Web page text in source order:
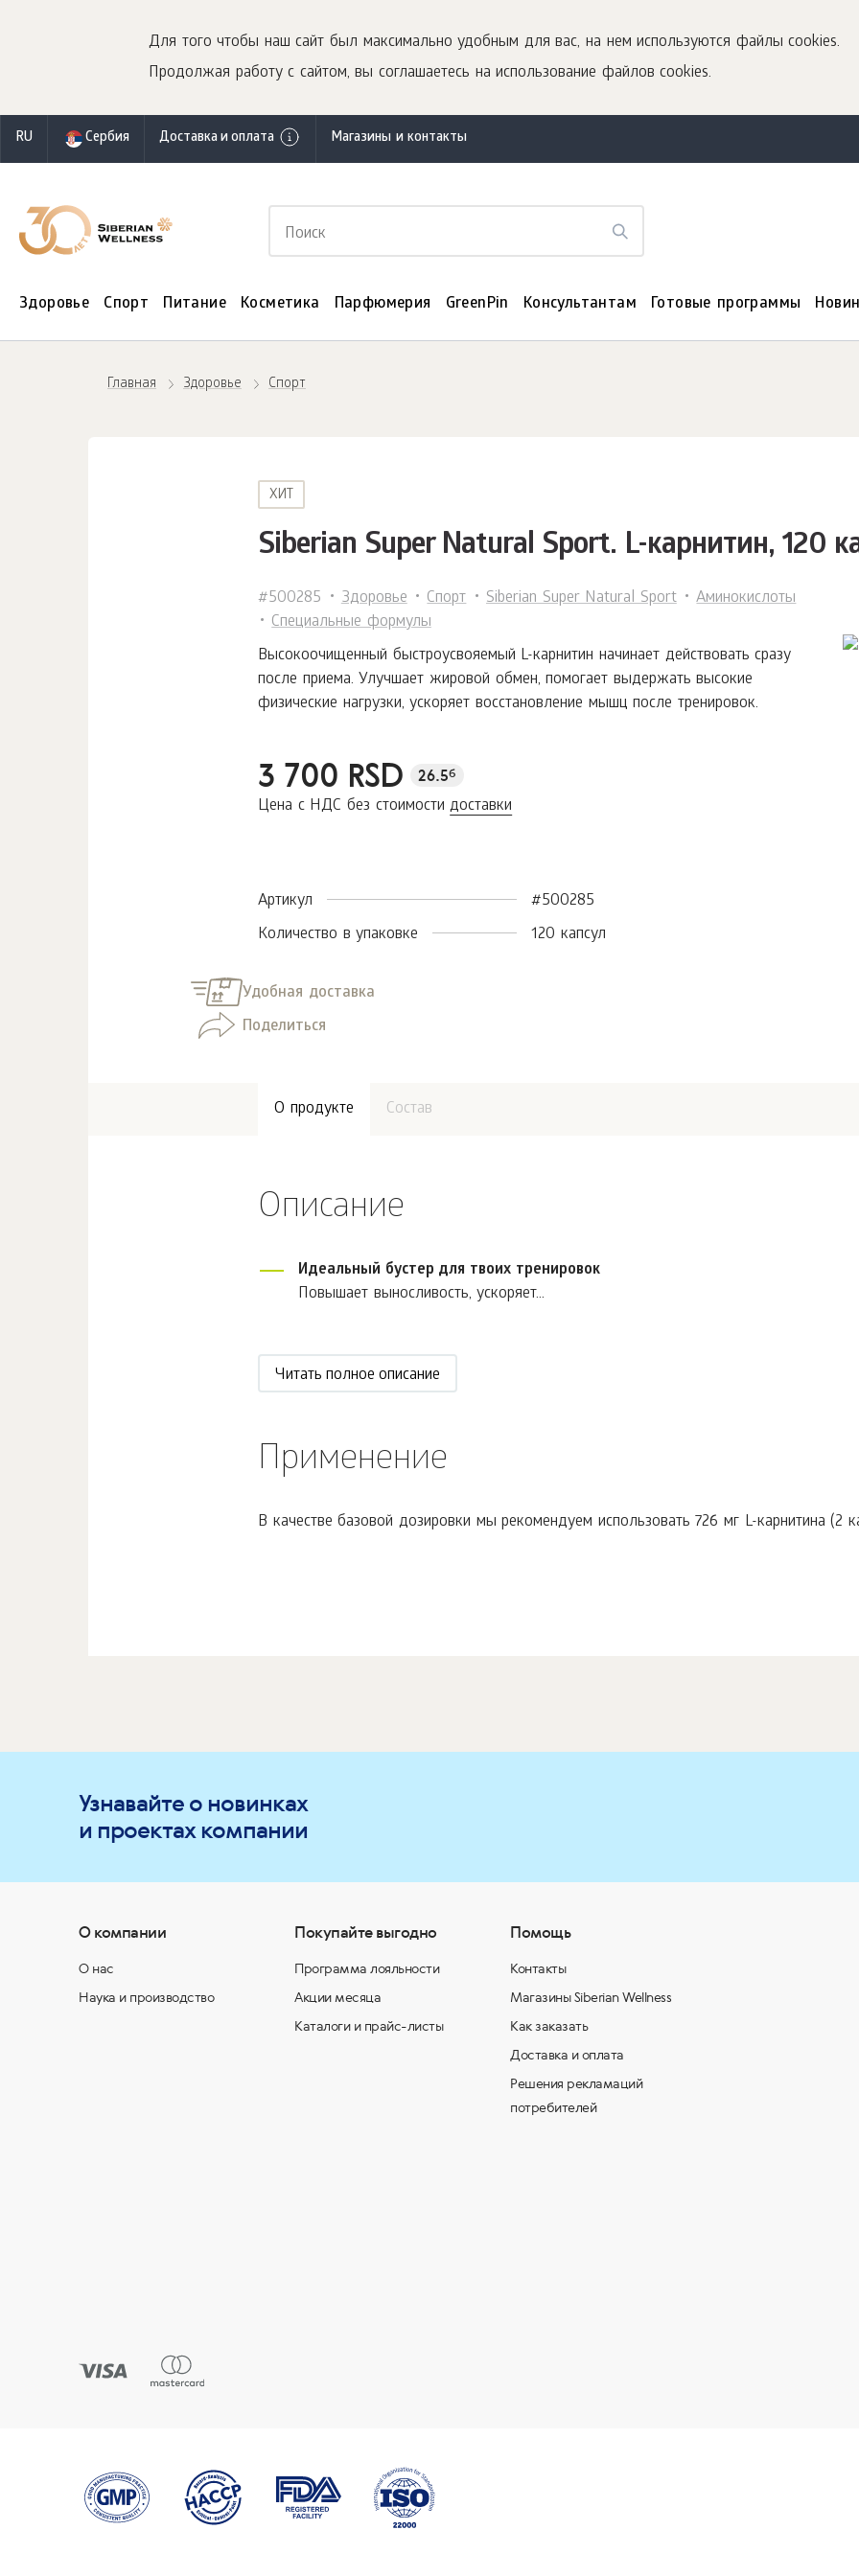
Для того чтобы наш сайт был максимально удобным для вас, на нем используются файлы cookies.
Продолжая работу с сайтом, вы соглашаетесь на использование файлов cookies.
RU Сербия Доставка и оплата Магазины и контакты
Здоровье Спорт Питание Косметика Парфюмерия GreenPin Консультантам Готовые программы
Главная Здоровье Спорт
ХИТ
Siberian Super Natural Sport. L-карнитин, 120
#500285 Здоровье Спорт Siberian Super Natural Sport
Аминокислоты
Специальные формулы
Высокоочищенный быстроусвояемый L-карнитин начинает действовать сразу
после приема. Улучшает жировой обмен, помогает выдержать высокие
физические нагрузки, ускоряет восстановление мышц после тренировок.
3 700 RSD 26.5б
Цена с НДС без стоимостидоставки
Артикул
#500285
Количество в упаковке
120 капсул
Удобная доставка
Поделиться
О продукте Состав
Описание
Идеальный бустер для твоих тренировок
Повышает выносливость, ускоряет...
Читать полное описание
Применение
В качестве базовой дозировки мы рекомендуем использовать 726 мг L-карнитина (2
Узнавайте о новинках
и проектах компании
О компании
О нас
Наука и производство
Покупайте выгодно
Программа лояльности
Акции месяца
Каталоги и прайс-листы
Помощь
Контакты
Магазины Siberian Wellness
Как заказать
Доставка и оплата
Решения рекламаций
потребителей